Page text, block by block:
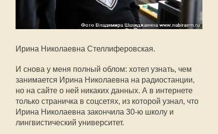
Ирина Николаевна Стеллиферовская.
И снова у меня полный облом: хотел узнать, чем
занимается Ирина Николаевна на радиостанции,
но на сайте о ней никаких данных. А в интернете
только страничка в соцсетях, из которой узнал, что
Ирина Николаевна закончила 30-ю школу и
лингвистический университет.